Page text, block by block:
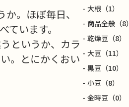
。ほぼ毎日、
います。
というか、カラ
。とにかくおい
大根 （1）
商品全般 （8）
乾燥豆 （8）
大豆 （11）
黒豆 （10）
小豆 （8）
金時豆 （0）